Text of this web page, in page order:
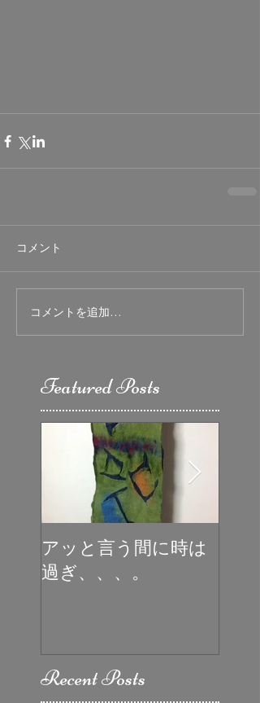
Featured Posts
Recent Posts
コメント
コメントを追加…
アッと言う間に時は
過ぎ、、、。